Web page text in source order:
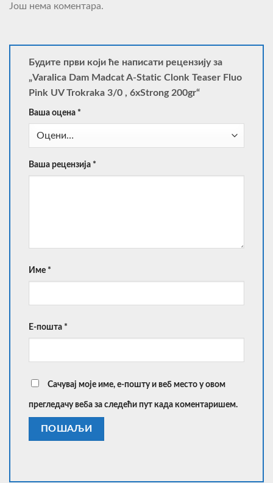
Још нема коментара.
Будите први који ће написати рецензију за
„Varalica Dam Madcat A-Static Clonk Teaser Fluo
Pink UV Trokraka 3/0 , 6xStrong 200gr“
Ваша оцена *
Ваша рецензија *
Име *
Е-пошта *
Сачувај моје име, е-пошту и веб место у овом
прегледачу веба за следећи пут када коментаришем.